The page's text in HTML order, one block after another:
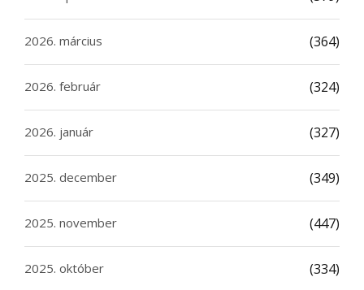
2026. március (364)
2026. február (324)
2026. január (327)
2025. december (349)
2025. november (447)
2025. október (334)